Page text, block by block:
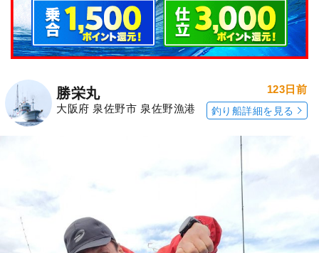
勝栄丸
大阪府 泉佐野市 泉佐野漁港
123日前
釣り船詳細を見る